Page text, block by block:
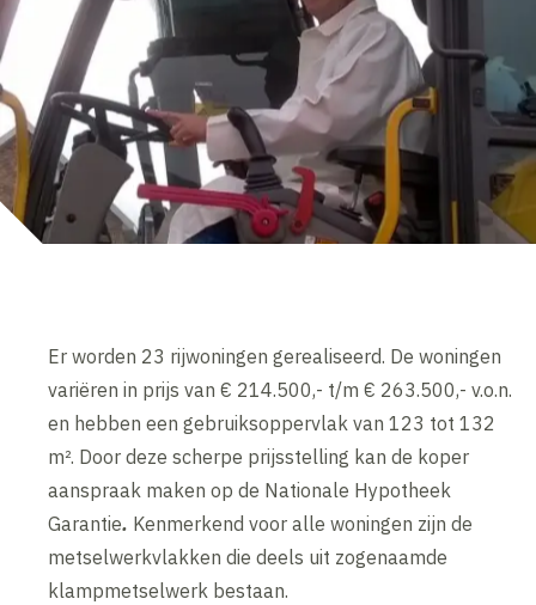
Er worden 23 rijwoningen gerealiseerd. De woningen
variëren in prijs van € 214.500,- t/m € 263.500,- v.o.n.
en hebben een gebruiksoppervlak van 123 tot 132
m². Door deze scherpe prijsstelling kan de koper
aanspraak maken op de Nationale Hypotheek
Garantie. Kenmerkend voor alle woningen zijn de
metselwerkvlakken die deels uit zogenaamde
klampmetselwerk bestaan.